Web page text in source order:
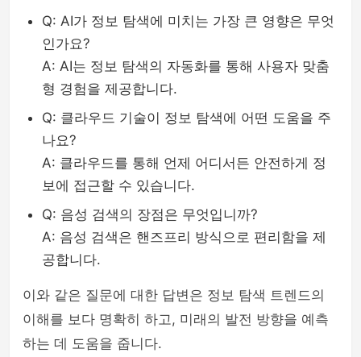
Q: AI가 정보 탐색에 미치는 가장 큰 영향은 무엇
인가요?
A: AI는 정보 탐색의 자동화를 통해 사용자 맞춤
형 경험을 제공합니다.
Q: 클라우드 기술이 정보 탐색에 어떤 도움을 주
나요?
A: 클라우드를 통해 언제 어디서든 안전하게 정
보에 접근할 수 있습니다.
Q: 음성 검색의 장점은 무엇입니까?
A: 음성 검색은 핸즈프리 방식으로 편리함을 제
공합니다.
이와 같은 질문에 대한 답변은 정보 탐색 트렌드의
이해를 보다 명확히 하고, 미래의 발전 방향을 예측
하는 데 도움을 줍니다.